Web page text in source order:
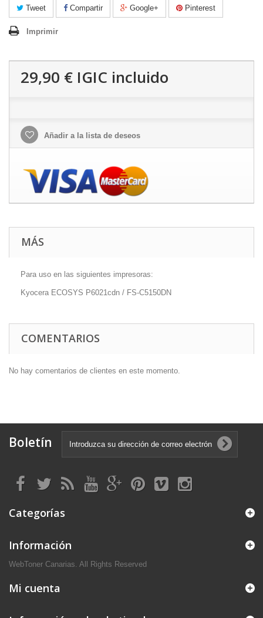
Tweet Compartir Google+ Pinterest
Imprimir
29,90 € IGIC incluido
Añadir a la lista de deseos
MÁS
Para uso en las siguientes impresoras:
Kyocera ECOSYS P6021cdn / FS-C5150DN
COMENTARIOS
No hay comentarios de clientes en este momento.
Boletín
Categorías
Información
WebToner Canarias. All Rights Reserved
Mi cuenta